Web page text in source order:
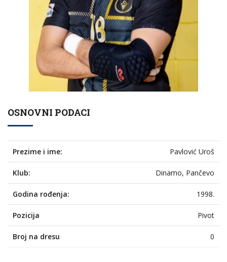
OSNOVNI PODACI
Prezime i ime: Pavlović Uroš
Klub: Dinamo, Pančevo
Godina rođenja: 1998.
Pozicija Pivot
Broj na dresu 0